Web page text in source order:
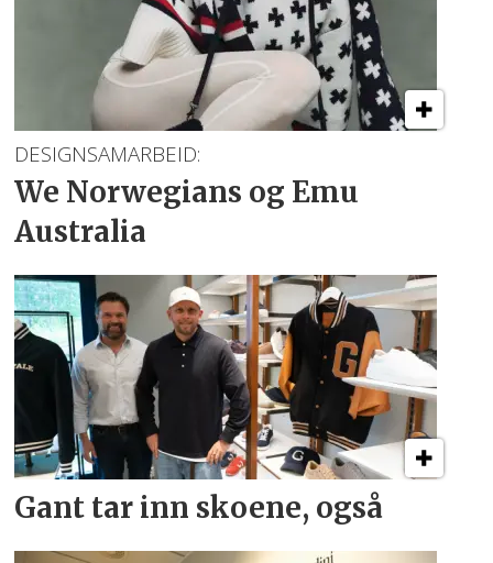
DESIGNSAMARBEID:
We Norwegians og Emu
Australia
Gant tar inn skoene, også